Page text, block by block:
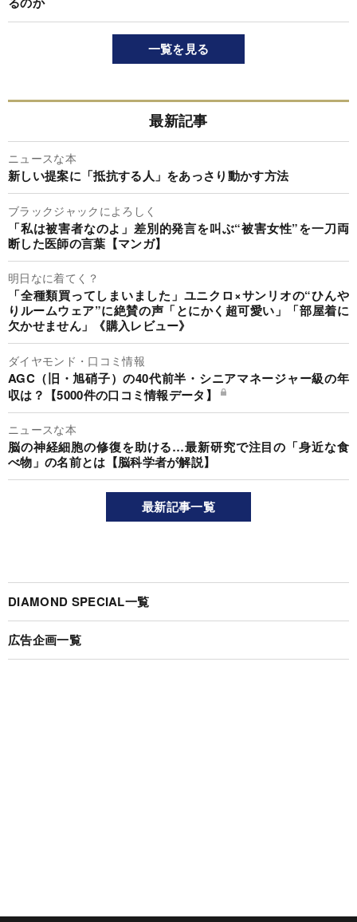
一覧を見る
最新記事
ニュースな本
新しい提案に「抵抗する人」をあっさり動かす方法
ブラックジャックによろしく
「私は被害者なのよ」差別的発言を叫ぶ“被害女性”を一刀両
断した医師の言葉【マンガ】
明日なに着てく？
「全種類買ってしまいました」ユニクロ×サンリオの“ひんや
りルームウェア”に絶賛の声「とにかく超可愛い」「部屋着に
欠かせません」《購入レビュー》
ダイヤモンド・口コミ情報
AGC（旧・旭硝子）の40代前半・シニアマネージャー級の年
収は？【5000件の口コミ情報データ】
ニュースな本
脳の神経細胞の修復を助ける…最新研究で注目の「身近な食
べ物」の名前とは【脳科学者が解説】
最新記事一覧
DIAMOND SPECIAL一覧
広告企画一覧